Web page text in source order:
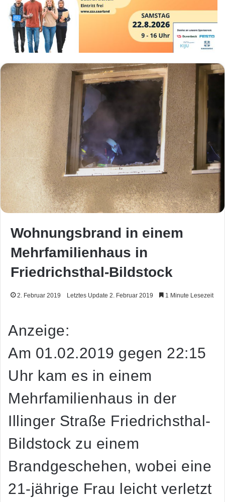
Wohnungsbrand in einem
Mehrfamilienhaus in
Friedrichsthal-Bildstock
2. Februar 2019 Letztes Update 2. Februar 2019 1 Minute Lesezeit
Anzeige:
Am 01.02.2019 gegen 22:15
Uhr kam es in einem
Mehrfamilienhaus in der
Illinger Straße Friedrichsthal-
Bildstock zu einem
Brandgeschehen, wobei eine
21-jährige Frau leicht verletzt